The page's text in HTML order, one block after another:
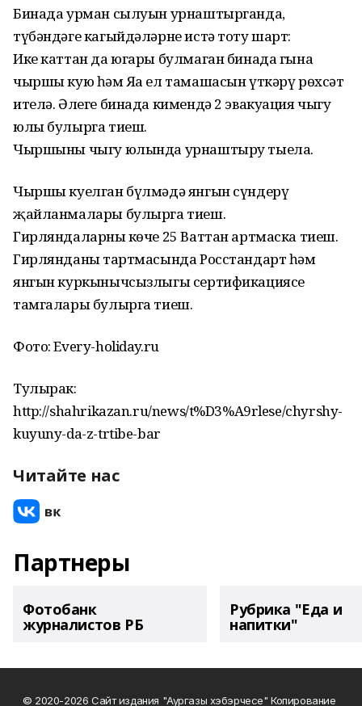
Бинада урман сылуын урнаштырганда,
түбәндәге кагыйдәләрне истә тоту шарт:
Ике каттан да югары булмаган бинада гына
чыршы кую һәм Яңа ел тамашасын үткәрү рөхсәт
ителә. Әлеге бинада кимендә 2 эвакуация чыгу
юлы булырга тиеш.
Чыршыны чыгу юлында урнаштыру тыела.
Чыршы куелган бүлмәдә янгын сүндерү
җайланмалары булырга тиеш.
Гирляндаларның көче 25 Ваттан артмаска тиеш.
Гирлянданың тартмасында Росстандарт һәм
янгын куркынычсызлыгы сертификациясе
тамгалары булырга тиеш.
Фото: Every-holiday.ru
Тулырак:
http://shahrikazan.ru/news/t%D3%A9rlese/chyrshy-
kuyuny-da-z-trtibe-bar
Читайте нас
Партнеры
Фотобанк
журналистов РБ
Рубрика "Еда и
напитки"
© 2020-2026 Сайт издания "Аургазы хэбэрчесе" Копирование